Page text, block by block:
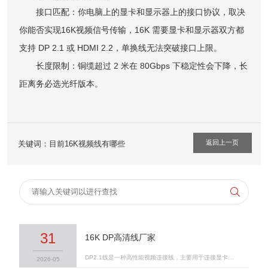
接口匹配：你电脑上的显卡和显示器上的接口协议，取决
你能否实现16K视频信号传输，16K 需要显卡和显示器双方都
支持 DP 2.1 或 HDMI 2.2，单换线无法突破接口上限。
长度限制：铜缆超过 2 米在 80Gbps 下稳定性会下降，长
距离务必选光纤版本。
返回上一页
关键词：目前16K视频线有哪些
31
2026-05
16K DP高清线厂家
DP2.1线是一种高性能视频连接线，主要用于连接显卡与显示器、投影仪、VR设备、设备集控等显示终端。它基于VESA制定的DisplayPort 2.1标准，是目前前沿的视频传输技术之一。